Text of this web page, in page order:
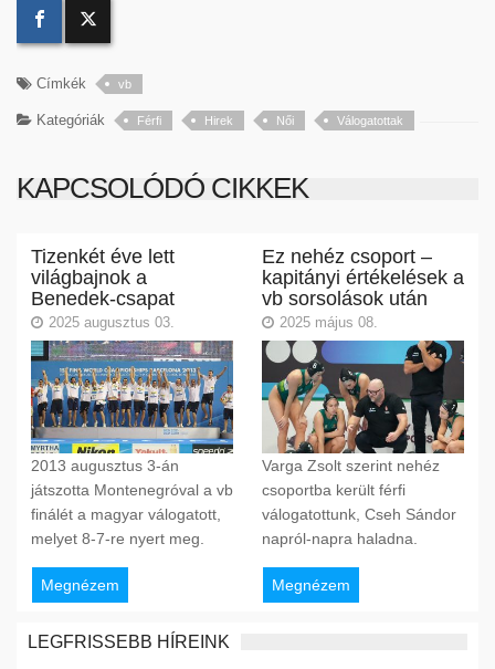
Címkék vb
Kategóriák Férfi Hirek Női Válogatottak
KAPCSOLÓDÓ CIKKEK
Tizenkét éve lett
világbajnok a
Benedek-csapat
2025 augusztus 03.
2013 augusztus 3-án
játszotta Montenegróval a vb
finálét a magyar válogatott,
melyet 8-7-re nyert meg.
Megnézem
Ez nehéz csoport –
kapitányi értékelések a
vb sorsolások után
2025 május 08.
Varga Zsolt szerint nehéz
csoportba került férfi
válogatottunk, Cseh Sándor
napról-napra haladna.
Megnézem
LEGFRISSEBB HÍREINK